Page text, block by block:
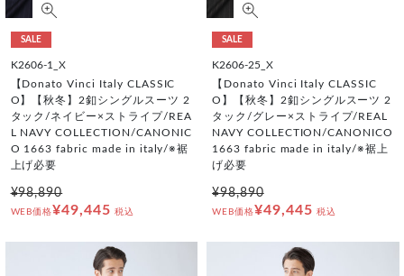
SALE
K2606-1_X
【Donato Vinci Italy CLASSIC
O】【秋冬】2釦シングルスーツ 2
タック/ネイビー×ストライプ/REA
L NAVY COLLECTION/CANONIC
O 1663 fabric made in italy/※裾
上げ必要
¥98,890
WEB価格¥49,445 税込
SALE
K2606-25_X
【Donato Vinci Italy CLASSIC
O】【秋冬】2釦シングルスーツ 2
タック/グレー×ストライプ/REAL
NAVY COLLECTION/CANONICO
1663 fabric made in italy/※裾上
げ必要
¥98,890
WEB価格¥49,445 税込